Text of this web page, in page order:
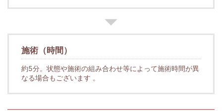
施術（時間）
約5分。状態や施術の組み合わせ等によって施術時間が異
なる場合もございます 。